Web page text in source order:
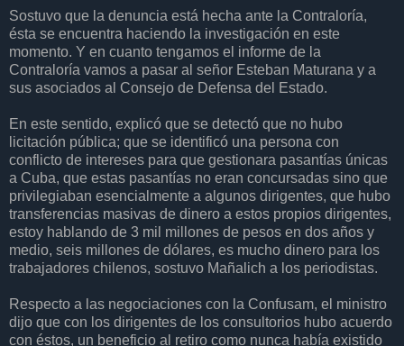
Sostuvo que la denuncia está hecha ante la Contraloría,
ésta se encuentra haciendo la investigación en este
momento. Y en cuanto tengamos el informe de la
Contraloría vamos a pasar al señor Esteban Maturana y a
sus asociados al Consejo de Defensa del Estado.
En este sentido, explicó que se detectó que no hubo
licitación pública; que se identificó una persona con
conflicto de intereses para que gestionara pasantías únicas
a Cuba, que estas pasantías no eran concursadas sino que
privilegiaban esencialmente a algunos dirigentes, que hubo
transferencias masivas de dinero a estos propios dirigentes,
estoy hablando de 3 mil millones de pesos en dos años y
medio, seis millones de dólares, es mucho dinero para los
trabajadores chilenos, sostuvo Mañalich a los periodistas.
Respecto a las negociaciones con la Confusam, el ministro
dijo que con los dirigentes de los consultorios hubo acuerdo
con éstos, un beneficio al retiro como nunca había existido